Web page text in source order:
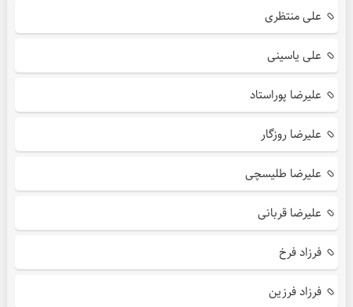
علی منتظری
علی یاسینی
علیرضا پوراستاد
علیرضا روزگار
علیرضا طلیسچی
علیرضا قربانی
فرزاد فرخ
فرزاد فرزین